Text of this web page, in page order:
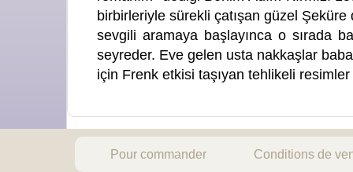
birbirleriyle sürekli çatışan güzel
sevgili aramaya başlayınca o sırada
seyreder. Eve gelen usta nakkaşlar
için Frenk etkisi taşıyan tehlikeli resimler
Pour commander Conditions de